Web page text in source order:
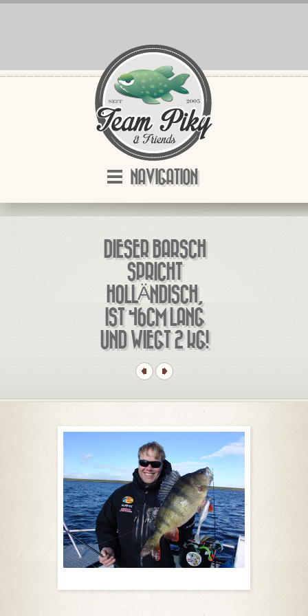
NAVIGATION
DIESER BARSCH
SPRICHT
HOLLÄNDISCH,
IST 46CM LANG
UND WIEGT 2 KG!